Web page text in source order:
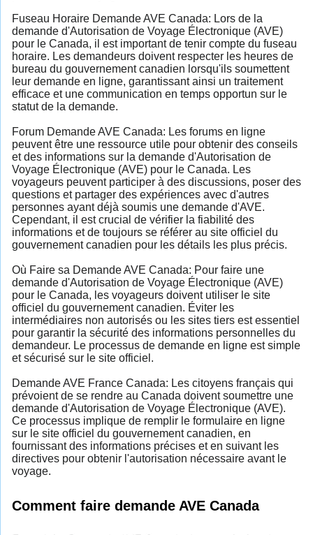
Fuseau Horaire Demande AVE Canada: Lors de la
demande d'Autorisation de Voyage Électronique (AVE)
pour le Canada, il est important de tenir compte du fuseau
horaire. Les demandeurs doivent respecter les heures de
bureau du gouvernement canadien lorsqu'ils soumettent
leur demande en ligne, garantissant ainsi un traitement
efficace et une communication en temps opportun sur le
statut de la demande.
Forum Demande AVE Canada: Les forums en ligne
peuvent être une ressource utile pour obtenir des conseils
et des informations sur la demande d'Autorisation de
Voyage Électronique (AVE) pour le Canada. Les
voyageurs peuvent participer à des discussions, poser des
questions et partager des expériences avec d'autres
personnes ayant déjà soumis une demande d'AVE.
Cependant, il est crucial de vérifier la fiabilité des
informations et de toujours se référer au site officiel du
gouvernement canadien pour les détails les plus précis.
Où Faire sa Demande AVE Canada: Pour faire une
demande d'Autorisation de Voyage Électronique (AVE)
pour le Canada, les voyageurs doivent utiliser le site
officiel du gouvernement canadien. Éviter les
intermédiaires non autorisés ou les sites tiers est essentiel
pour garantir la sécurité des informations personnelles du
demandeur. Le processus de demande en ligne est simple
et sécurisé sur le site officiel.
Demande AVE France Canada: Les citoyens français qui
prévoient de se rendre au Canada doivent soumettre une
demande d'Autorisation de Voyage Électronique (AVE).
Ce processus implique de remplir le formulaire en ligne
sur le site officiel du gouvernement canadien, en
fournissant des informations précises et en suivant les
directives pour obtenir l'autorisation nécessaire avant le
voyage.
Comment faire demande AVE Canada